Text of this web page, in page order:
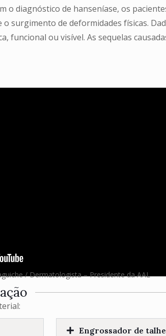
o diagnóstico de hanseníase, os
surgimento de deformidades físicas.
funcional ou visível. As sequelas
/ Dermatologista – Presidente da AAL
Engrossador de